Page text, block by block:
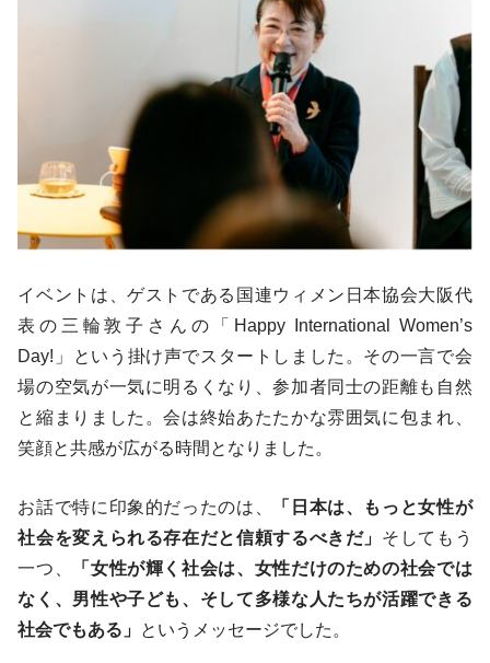
イベントは、ゲストである国連ウィメン日本協会大阪代
表の三輪敦子さんの「Happy International Women’s
Day!」という掛け声でスタートしました。その一言で会
場の空気が一気に明るくなり、参加者同士の距離も自然
と縮まりました。会は終始あたたかな雰囲気に包まれ、
笑顔と共感が広がる時間となりました。
お話で特に印象的だったのは、
「日本は、もっと女性が
社会を変えられる存在だと信頼するべきだ」 そしてもう
一つ、
「女性が輝く社会は、女性だけのための社会では
なく、男性や子ども、そして多様な人たちが活躍できる
社会でもある」 というメッセージでした。